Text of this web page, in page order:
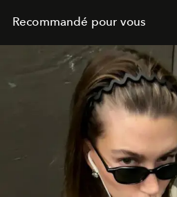
Recommandé pour vous